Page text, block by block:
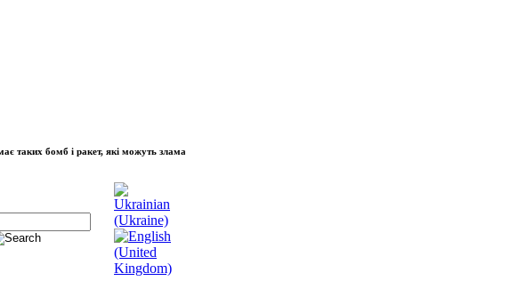
бомб і ракет, які можуть зламати волю народу, - Президент України Володимир Зеленський